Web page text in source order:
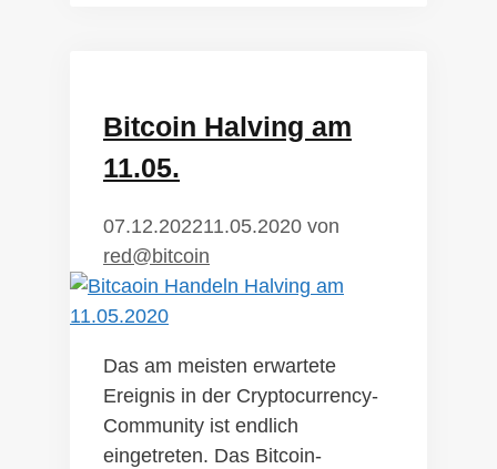
Bitcoin Halving am
11.05.
07.12.202211.05.2020 von
red@bitcoin
Das am meisten erwartete
Ereignis in der Cryptocurrency-
Community ist endlich
eingetreten. Das Bitcoin-